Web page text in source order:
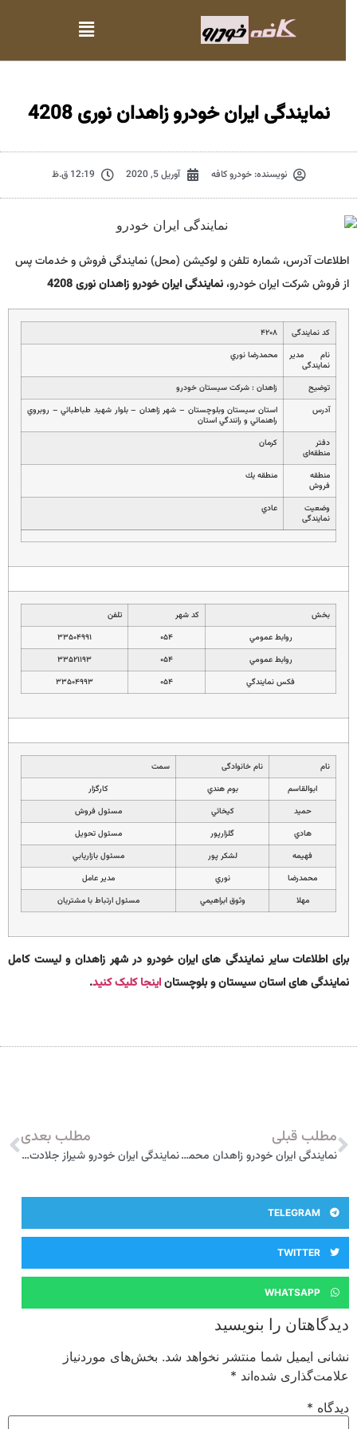
نمایندگی ایران خودرو زاهدان نوری 4208
نویسنده:خودرو کافه آوریل 5, 2020 12:19 ق.ظ
اطلاعات آدرس، شماره تلفن و لوکیشن (محل) نمایندگی فروش و خدمات پس
از فروش شرکت ایران خودرو،نمایندگی ایران خودرو زاهدان نوری 4208
کد نمایندگی
۴۲۰۸
نام مدیر
نمایندگی
محمدرضا نوري
توضیح
زاهدان : شركت سيستان خودرو
آدرس
استان سيستان وبلوچستان – شهر زاهدان – بلوار شهيد طباطبائي – روبروي
راهنمائي و رانندگي استان
دفتر
منطقه‌ای
كرمان
منطقه
فروش
منطقه يك
وضعیت
نمایندگی
عادي
بخش کد شهر
تلفن
روابط عمومي
۰۵۴
۳۳۵۰۴۹۹۱
روابط عمومي
۰۵۴
۳۳۵۲۱۱۹۳
فكس نمايندگي
۰۵۴ ۳۳۵۰۴۹۹۳
نام نام خانوادگی
سمت
ابوالقاسم
بوم هندي
كارگزار
حميد
كيخائي
مسئول فروش
هادي
گلزارپور
مسئول تحويل
فهيمه
لشكر پور
مسئول بازاريابي
محمدرضا
نوري
مدير عامل
مهلا
وثوق ابراهيمي مسئول ارتباط با مشتريان
برای اطلاعات سایر نمایندگی های ایران خودرو در شهر زاهدان و لیست کامل
نمایندگی های استان سیستان و بلوچستاناینجا کلیک کنید.
مطلب قبلی
نمایندگی ایران خودرو زاهدان محمدرضا آذرخش بجستانی 4207
مطلب بعدی
نمایندگی ایران خودرو شیراز جلادت 2259
TELEGRAM
TWITTER
WHATSAPP
دیدگاهتان را بنویسید
نشانی ایمیل شما منتشر نخواهد شد. بخش‌های موردنیاز
علامت‌گذاری شده‌اند*
دیدگاه*